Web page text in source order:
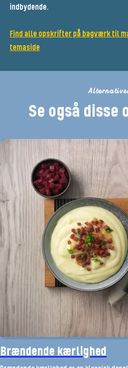
indbydende.
Find alle opskrifter på bagværk til
temaside
Se også
Brændende kærlighed